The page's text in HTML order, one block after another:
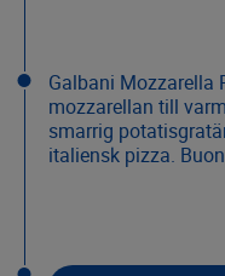
Galbani Mozzarella
mozzarellan till
smarrig
italiensk pizza.